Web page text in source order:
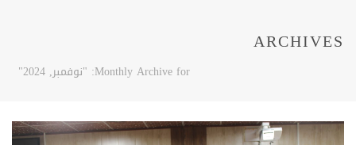
ARCHIVES
Monthly Archive for: "نوفمبر, 2024"